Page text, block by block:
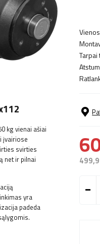
kg vienai ašiai
įvairiose
svirties
net ir pilnai
yra
padeda